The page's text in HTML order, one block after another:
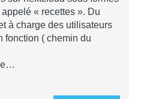
« recettes ». Du
à charge des utilisateurs
fonction ( chemin du